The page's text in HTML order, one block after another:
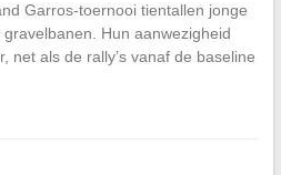
Garros-toernooi tientallen jonge
Hun aanwezigheid
net als de rally’s vanaf de baseline